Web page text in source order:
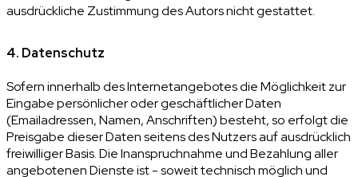
ausdrückliche Zustimmung des Autors nicht gestattet.
4. Datenschutz
Sofern innerhalb des Internetangebotes die Möglichkeit zur
Eingabe persönlicher oder geschäftlicher Daten
(Emailadressen, Namen, Anschriften) besteht, so erfolgt die
Preisgabe dieser Daten seitens des Nutzers auf ausdrücklich
freiwilliger Basis. Die Inanspruchnahme und Bezahlung aller
angebotenen Dienste ist - soweit technisch möglich und